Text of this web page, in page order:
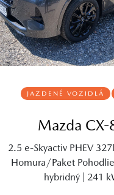
JAZDENÉ VOZIDLÁ
Mazda CX-
2.5 e-Skyactiv PHEV
Homura/Paket
hybridný | 241